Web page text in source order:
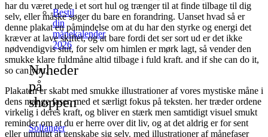
Bestil
din
månekalender
2026
Nyheder
på
shoppen
Solfanger
har du været nede i et sort hul og trænger til at finde tilbage til dig
selv, eller måske søger du bare en forandring. Uanset hvad så er
denne plakat en påmindelse om at du har den styrke og energi det
kræver at lave skiftet, og at bare fordi det ser sort ud er det ikke
nødvendigvis slut, for selv om himlen er mørk lagt, så vender den
smukke klare fuldmåne altid tilbage i fuld kraft. and if she can do it,
so can you.
Plakaten er skabt med smukke illustrationer af vores mystiske måne i
dens mange faser, med et særligt fokus på teksten. her træder ordene
virkelig i deres kraft, og bliver en stærk men samtidigt visuel smukt
reminder om at du er herre over dit liv, og at det aldrig er for sent
eller umuligt at genskabe sig selv. med illustrationer af månefaser